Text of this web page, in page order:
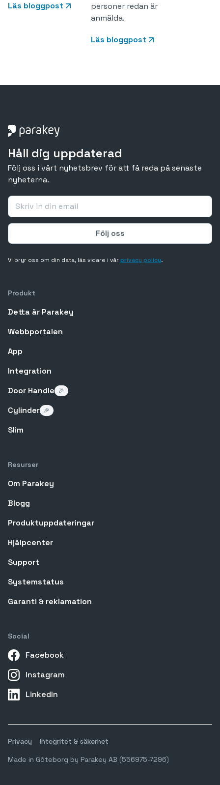
Läs bloggpost
personer redan är
anmälda.
Läs bloggpost
Håll dig uppdaterad
Följ oss i vårt nyhetsbrev för att få reda på senaste
nyheterna.
Vi bryr oss om din data, läs vidare i vårprivacy policy.
Produkt
Detta är Parakey
Webbportalen
App
Integration
Door Handle
🎉
Cylinder 🎉
Slim
Resurser
Om Parakey
Blogg
Produktuppdateringar
Hjälpcenter
Support
Systemstatus
Garanti & reklamation
Social
Facebook
Instagram
LinkedIn
Made in Gôteborg by Parakey AB (556975-7296)
Privacy Integritet & säkerhet